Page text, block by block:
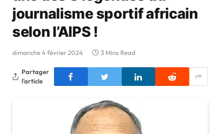
journalisme sportif africain
selon l’AIPS !
dimanche 4 février 2024 3 Mins Read
Partager
l'article